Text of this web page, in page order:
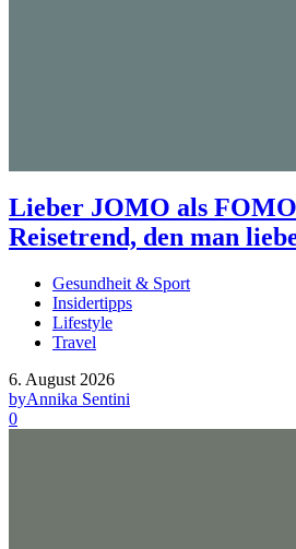
Lieber JOMO als
Reisetrend, den man
Gesundheit & Sport
Insidertipps
Lifestyle
Travel
6. August 2026
byAnnika Sentini
0